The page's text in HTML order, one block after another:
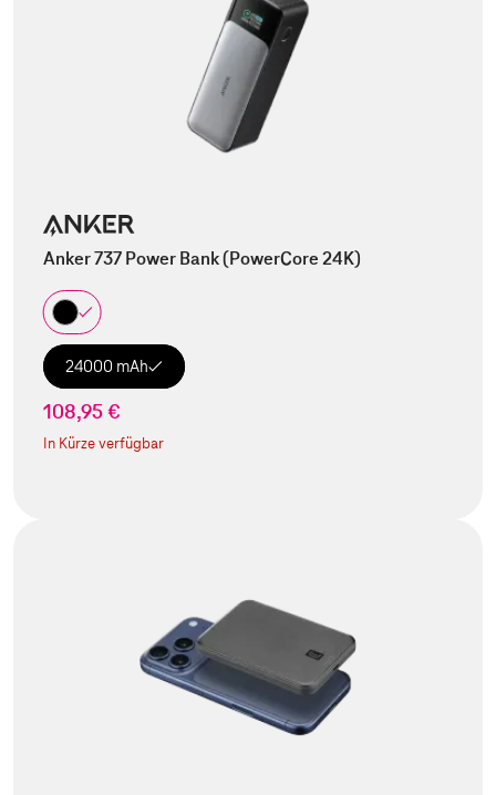
Anker 737 Power Bank (PowerCore 24K)
24000 mAh
108,95 €
In Kürze verfügbar